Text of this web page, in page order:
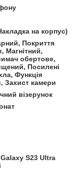
на корпус)
Покриття
Магнітний,
обертове,
Посилені
Функція
Захист камери
візерунок
S23 Ultra